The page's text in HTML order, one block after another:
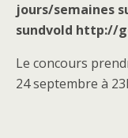
jours/semaines
sundvold http://
Le concours
24 septembre à